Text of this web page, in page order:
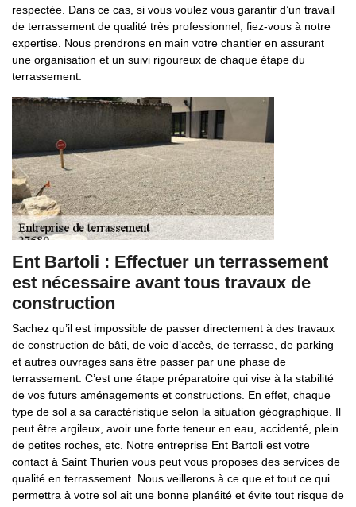
respectée. Dans ce cas, si vous voulez vous garantir d’un travail
de terrassement de qualité très professionnel, fiez-vous à notre
expertise. Nous prendrons en main votre chantier en assurant
une organisation et un suivi rigoureux de chaque étape du
terrassement.
Ent Bartoli : Effectuer un terrassement
est nécessaire avant tous travaux de
construction
Sachez qu’il est impossible de passer directement à des travaux
de construction de bâti, de voie d’accès, de terrasse, de parking
et autres ouvrages sans être passer par une phase de
terrassement. C’est une étape préparatoire qui vise à la stabilité
de vos futurs aménagements et constructions. En effet, chaque
type de sol a sa caractéristique selon la situation géographique. Il
peut être argileux, avoir une forte teneur en eau, accidenté, plein
de petites roches, etc. Notre entreprise Ent Bartoli est votre
contact à Saint Thurien vous peut vous proposes des services de
qualité en terrassement. Nous veillerons à ce que et tout ce qui
permettra à votre sol ait une bonne planéité et évite tout risque de